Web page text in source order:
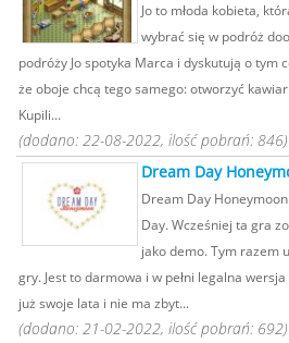
Jo to młoda kobieta,
wybrać się w podróż
podróży Jo spotyka Marca i dyskutują o tym
że oboje chcą tego samego: otworzyć
Kupili...
(dodano: 22-08-2022, ilość pobrań: 846)
Dream Day
Dream Day
Day. Wcześniej ta gra
jako demo. Tym razem
gry. Jest to darmowa i w pełni legalna
już swoje lata i nie ma zbyt...
(dodano: 21-02-2022, ilość pobrań: 692)